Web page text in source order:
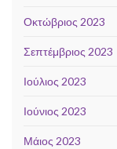
Οκτώβριος 2023
Σεπτέμβριος 2023
Ιούλιος 2023
Ιούνιος 2023
Μάιος 2023